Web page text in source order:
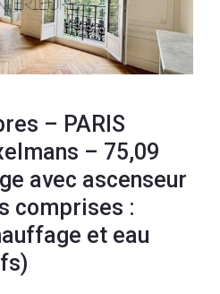
– PARIS
– 75,09
avec ascenseur
comprises :
et eau